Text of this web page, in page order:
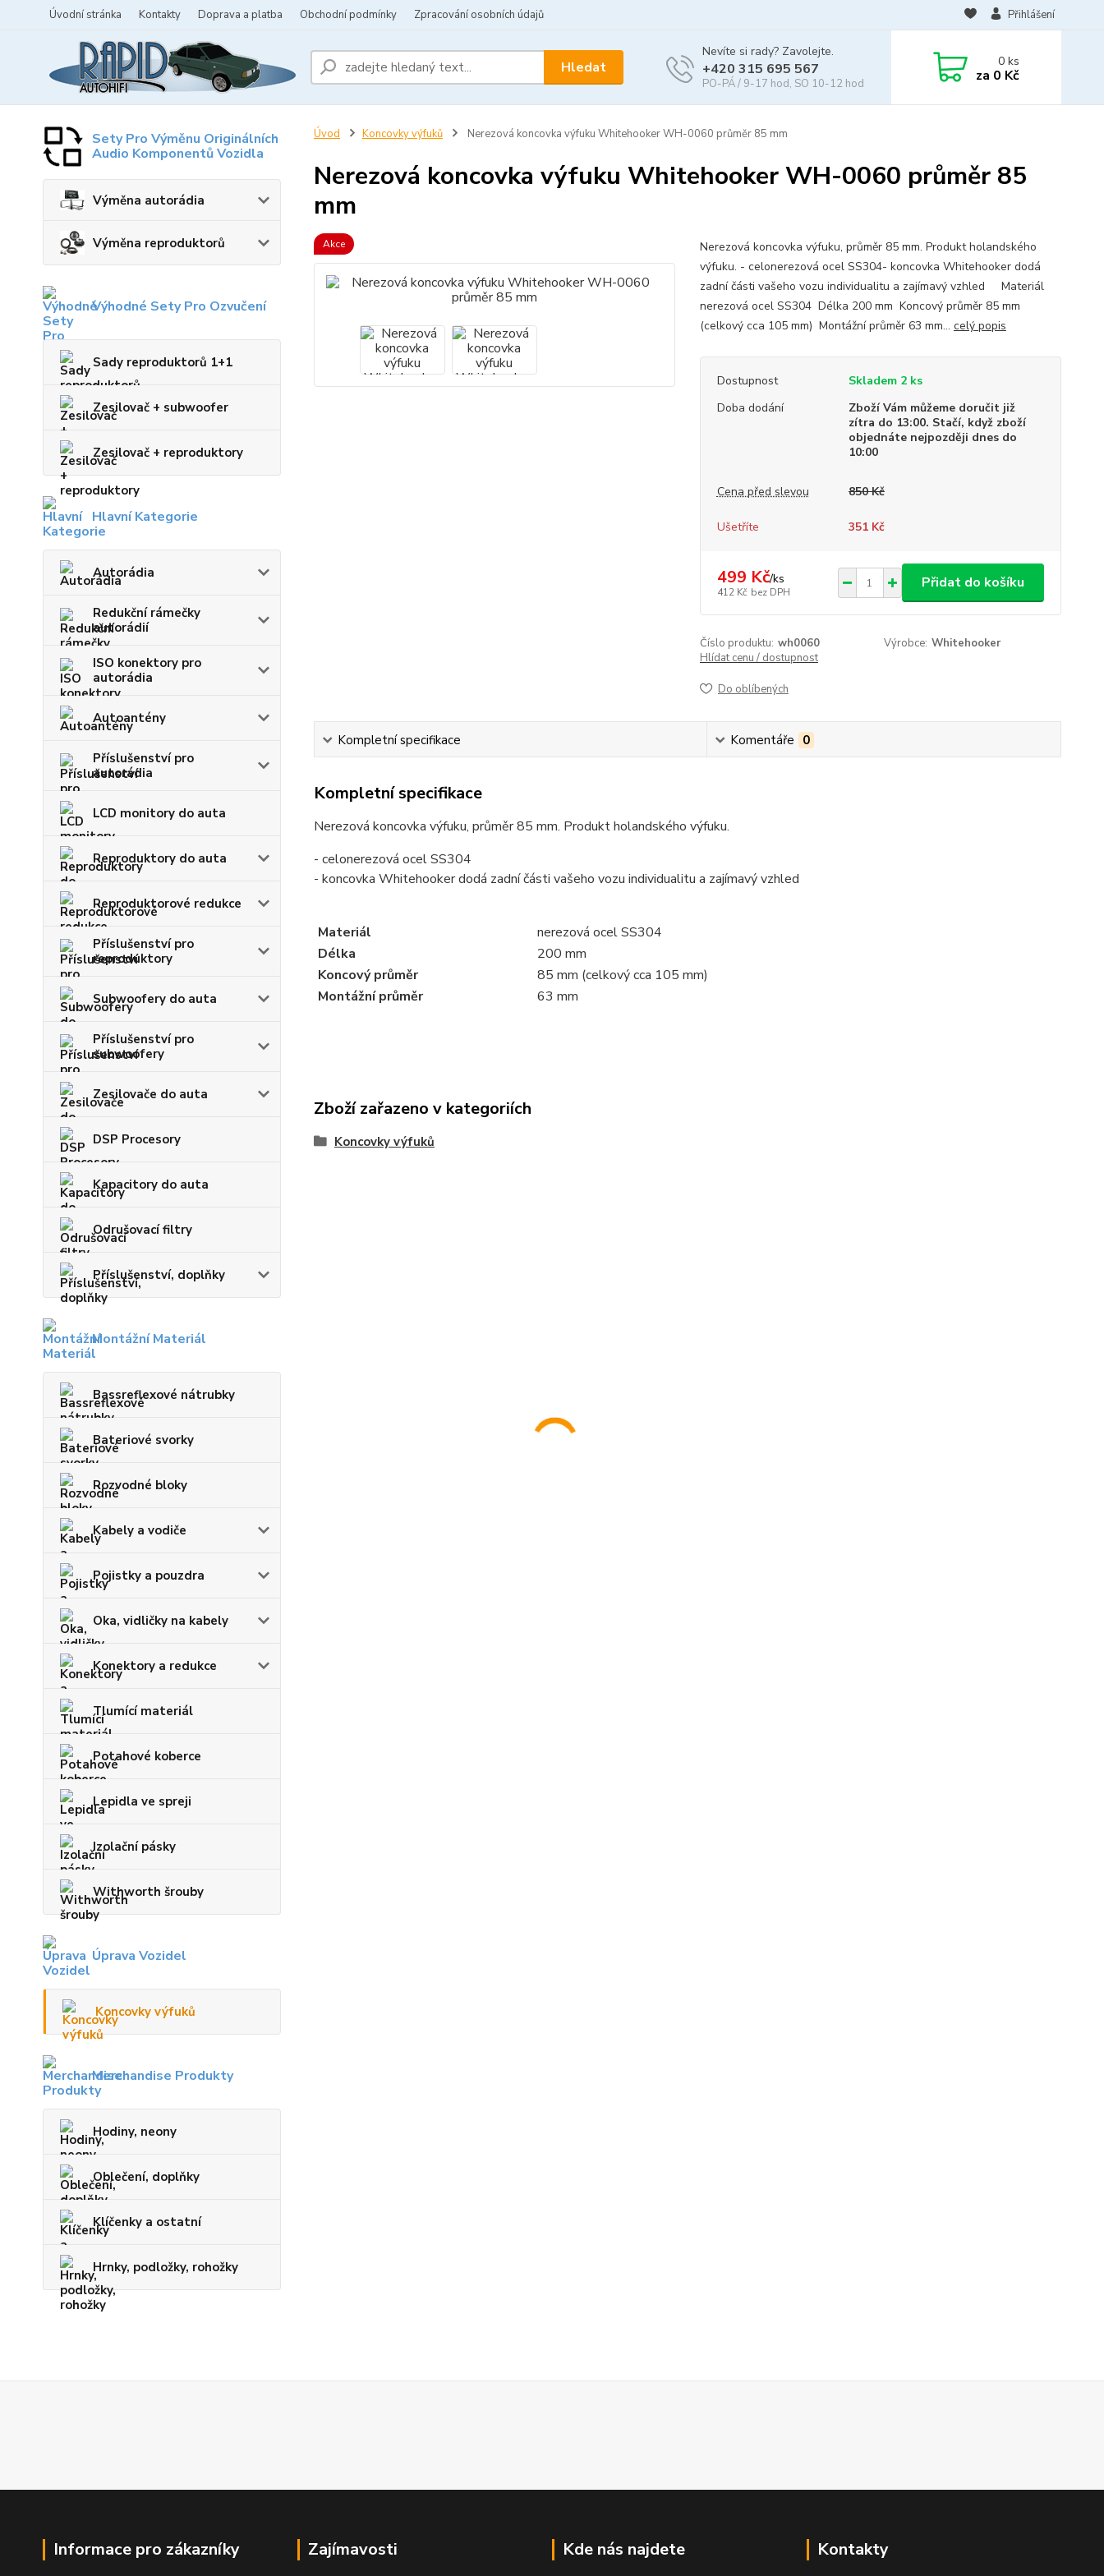
Úvodní stránka Kontakty Doprava a platba Obchodní podmínky Zpracování osobních údajů Přihlášení
Hledat
Nevíte si rady? Zavolejte.
+420 315 695 567
PO-PÁ / 9-17 hod, SO 10-12 hod
0ks
za 0 Kč
Sety Pro Výměnu Originálních
Audio Komponentů Vozidla
Výměna autorádia
Výměna reproduktorů
Výhodné Sety Pro Ozvučení
Sady reproduktorů 1+1
Zesilovač + subwoofer
Zesilovač + reproduktory
Hlavní Kategorie
Autorádia
Redukční rámečky
autorádií
ISO konektory pro
autorádia
Autoantény
Příslušenství pro
autorádia
LCD monitory do auta
Reproduktory do auta
Reproduktorové redukce
Příslušenství pro
reproduktory
Subwoofery do auta
Příslušenství pro
subwoofery
Zesilovače do auta
DSP Procesory
Kapacitory do auta
Odrušovací filtry
Příslušenství, doplňky
Montážní Materiál
Bassreflexové nátrubky
Bateriové svorky
Rozvodné bloky
Kabely a vodiče
Pojistky a pouzdra
Oka, vidličky na kabely
Konektory a redukce
Tlumící materiál
Potahové koberce
Lepidla ve spreji
Izolační pásky
Withworth šrouby
Úprava Vozidel
Koncovky výfuků
Merchandise Produkty
Hodiny, neony
Oblečení, doplňky
Klíčenky a ostatní
Hrnky, podložky, rohožky
Úvod Koncovky výfuků Nerezová koncovka výfuku Whitehooker WH-0060 průměr 85 mm
Nerezová koncovka výfuku Whitehooker WH-0060 průměr 85
mm
Akce
Nerezová koncovka výfuku, průměr 85 mm. Produkt holandského
výfuku. - celonerezová ocel SS304- koncovka Whitehooker dodá
zadní části vašeho vozu individualitu a zajímavý vzhled Materiál
nerezová ocel SS304 Délka 200 mm Koncový průměr 85 mm
(celkový cca 105 mm) Montážní průměr 63 mm... celý popis
Dostupnost
Skladem 2 ks
Doba dodání
Zboží Vám můžeme doručit již
zítra do 13:00. Stačí, když zboží
objednáte nejpozději dnes do
10:00
Cena před slevou 850 Kč
Ušetříte 351 Kč
499 Kč/ks
412 Kč bez DPH
Přidat do košíku
Číslo produktu: wh0060 Výrobce: Whitehooker
Hlídat cenu / dostupnost
Do oblíbených
Kompletní specifikace Komentáře 0
Kompletní specifikace
Nerezová koncovka výfuku, průměr 85 mm. Produkt holandského výfuku.
- celonerezová ocel SS304
- koncovka Whitehooker dodá zadní části vašeho vozu individualitu a zajímavý vzhled
Materiál
nerezová ocel SS304
Délka
200 mm
Koncový průměr
85 mm (celkový cca 105 mm)
Montážní průměr
63 mm
Zboží zařazeno v kategoriích
Koncovky výfuků
Informace pro zákazníky Zajímavosti Kde nás najdete Kontakty